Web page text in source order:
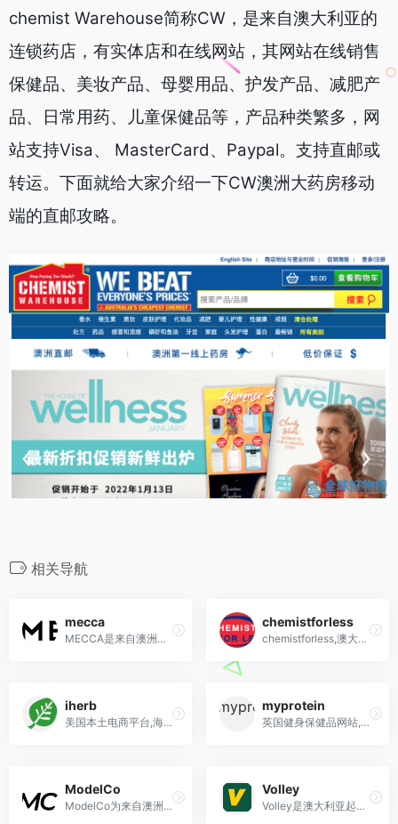
chemist Warehouse简称CW，是来自澳大利亚的
连锁药店，有实体店和在线网站，其网站在线销售
保健品、美妆产品、母婴用品、护发产品、减肥产
品、日常用药、儿童保健品等，产品种类繁多，网
站支持Visa、 MasterCard、Paypal。支持直邮或
转运。下面就给大家介绍一下CW澳洲大药房移动
端的直邮攻略。
相关导航
mecca
MECCA是来自澳洲的美妆零售品牌,自1997年于墨尔本创立
chemistforless
chemistforless,澳大利亚购物网站,澳洲cfl海淘保健品 母婴 药妆 护肤品等
iherb
美国本土电商平台,海淘保健品首选,向全世界150 多个国家/地区提供高品质天然保健品
myprotein
英国健身保健品网站,myprote中文站,直邮支付宝
ModelCo
ModelCo为来自澳洲的新兴美妆品牌，是由资深模特儿经纪人Shelley Barrett所创立。
Volley
Volley是澳大利亚起源的运动鞋品牌，以其经典的低帮网球鞋和简约实用的设计风格在全球受到热爱。